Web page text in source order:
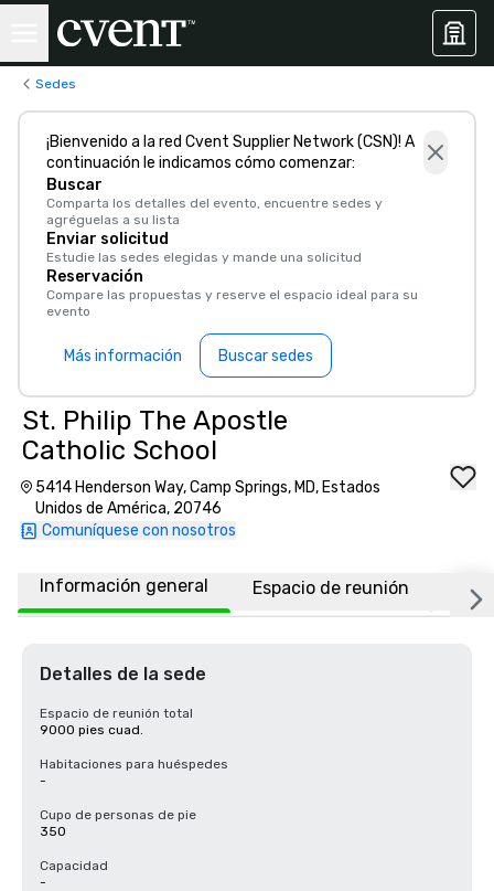
Sedes
¡Bienvenido a la red Cvent Supplier Network (CSN)! A
continuación le indicamos cómo comenzar:
Buscar
Comparta los detalles del evento, encuentre sedes y
agréguelas a su lista
Enviar solicitud
Estudie las sedes elegidas y mande una solicitud
Reservación
Compare las propuestas y reserve el espacio ideal para su
evento
Más información Buscar sedes
St. Philip The Apostle
Catholic School
5414 Henderson Way, Camp Springs, MD, Estados
Unidos de América, 20746
Comuníquese con nosotros
Información general Espacio de reunión
Detalles de la sede
Espacio de reunión total
9000 pies cuad.
Habitaciones para huéspedes
-
Cupo de personas de pie
350
Capacidad
-